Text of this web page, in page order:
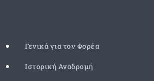
Γενικά για τον Φορέα
Ιστορική Αναδρομή